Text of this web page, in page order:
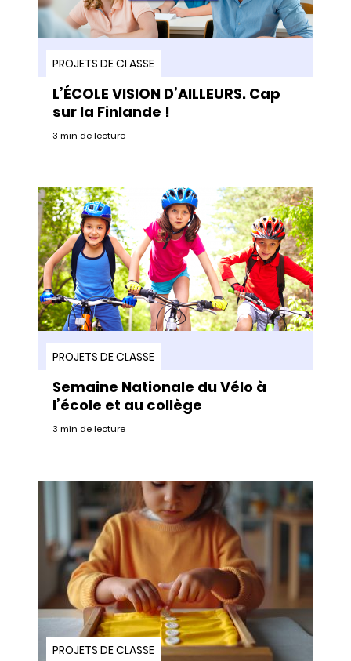
PROJETS DE CLASSE
L’ÉCOLE VISION D’AILLEURS. Cap
sur la Finlande !
3 min de lecture
PROJETS DE CLASSE
Semaine Nationale du Vélo à
l’école et au collège
3 min de lecture
PROJETS DE CLASSE